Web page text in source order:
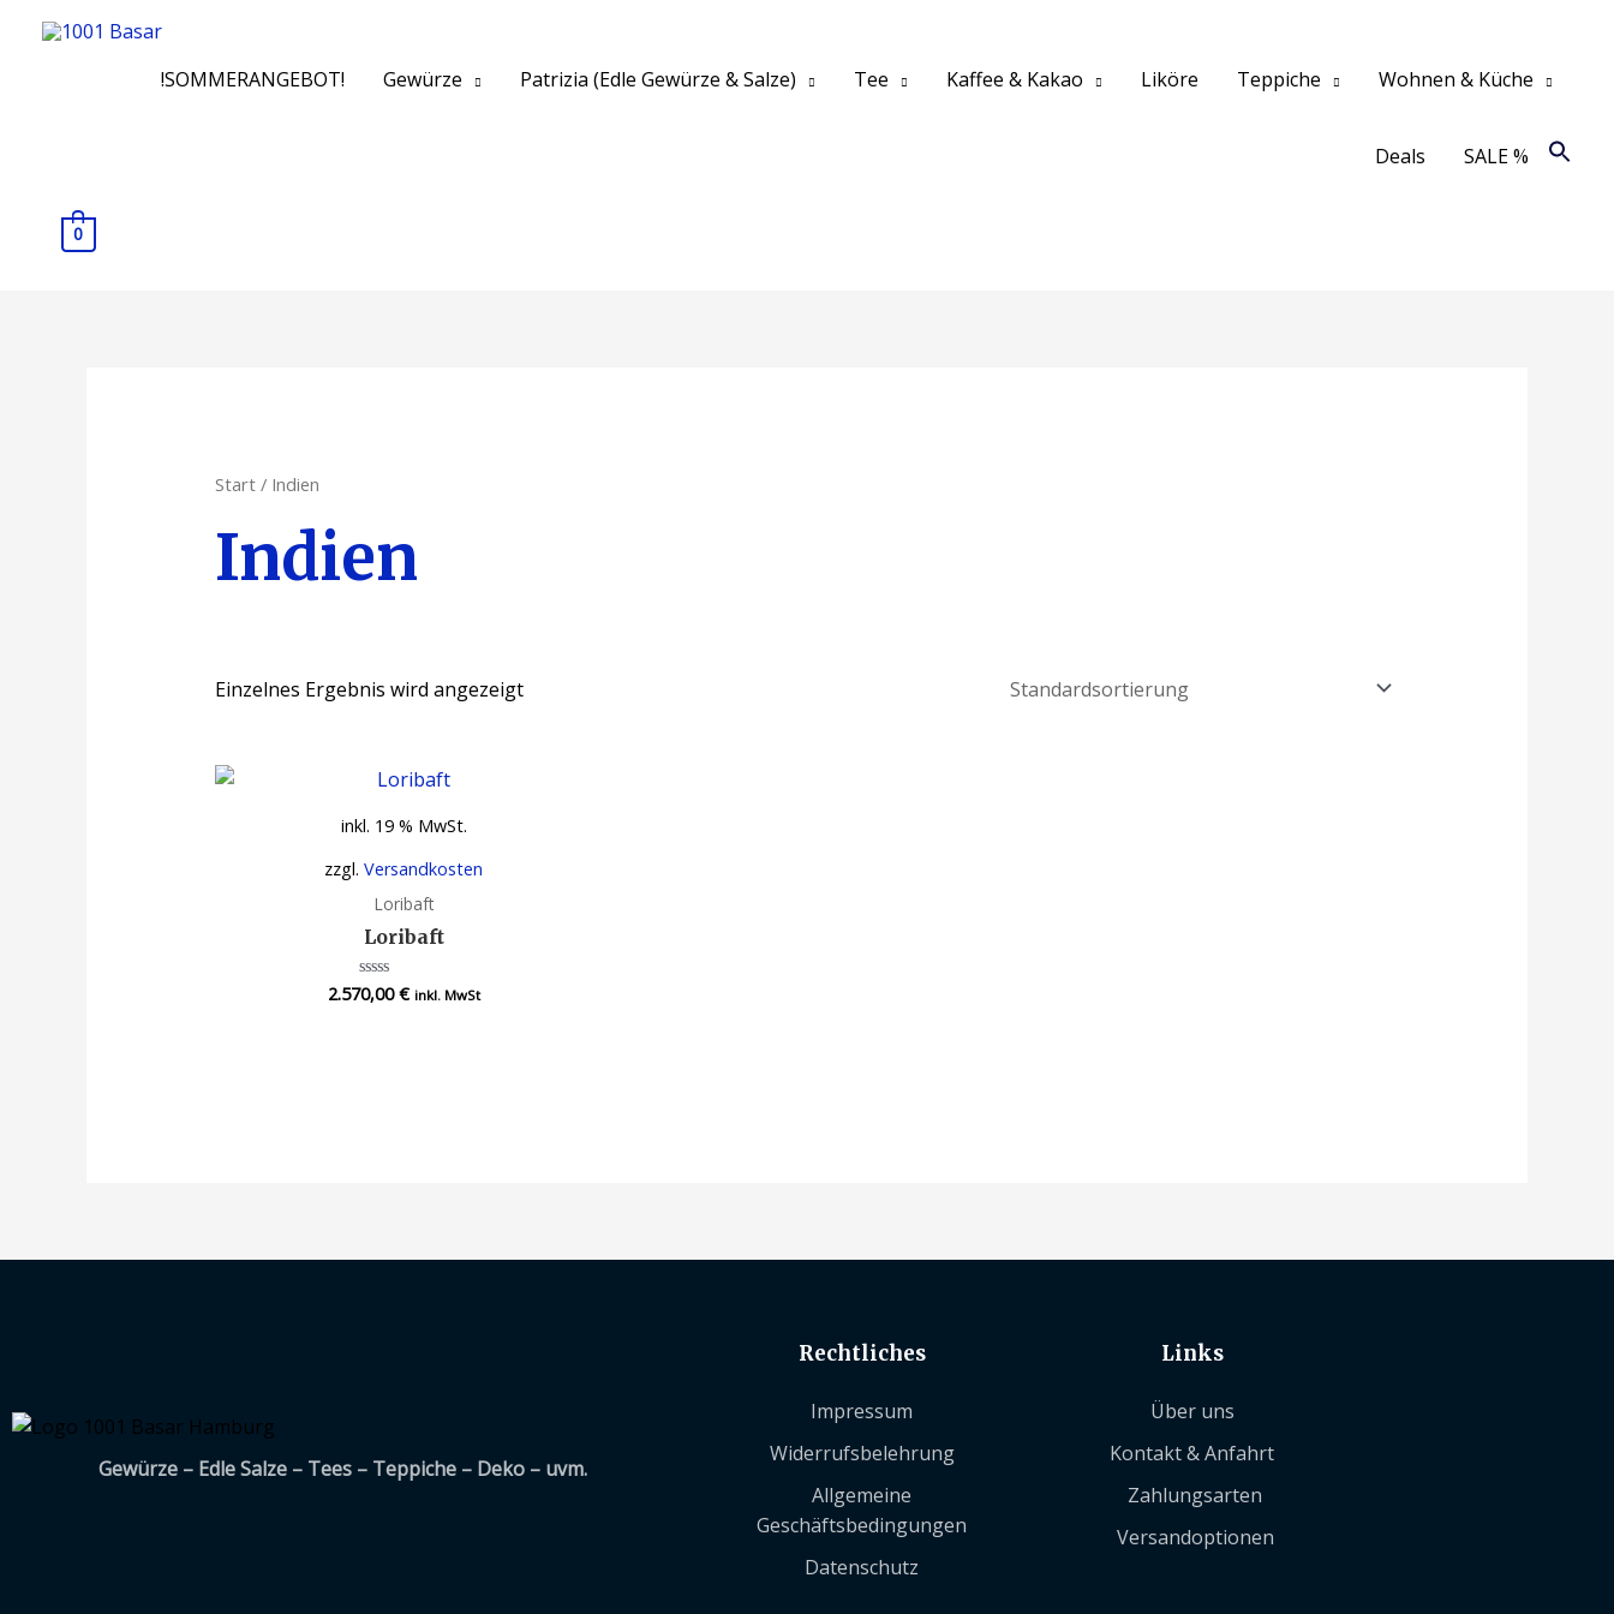
!SOMMERANGEBOT! Gewürze Patrizia (Edle Gewürze & Salze) Tee Kaffee & Kakao Liköre Teppiche Wohnen & Küche
Deals SALE %
0
Start/ Indien
Indien
Einzelnes Ergebnis wird angezeigt
inkl. 19 % MwSt.
zzgl.Versandkosten
Loribaft
Loribaft
Bewertet
mit
2.570,00€ inkl. MwSt
Gewürze – Edle Salze – Tees – Teppiche – Deko – uvm.
Rechtliches
Impressum
Widerrufsbelehrung
Allgemeine
Geschäftsbedingungen
Datenschutz
Links
Über uns
Kontakt & Anfahrt
Zahlungsarten
Versandoptionen